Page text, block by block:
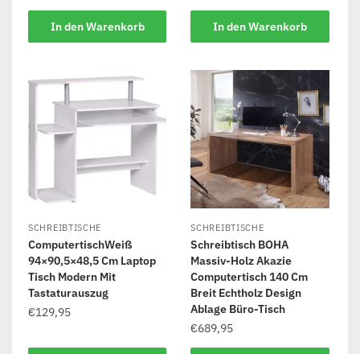
In den Warenkorb In den Warenkorb
SCHREIBTISCHE
ComputertischWeiß
94×90,5×48,5 Cm Laptop
Tisch Modern Mit
Tastaturauszug
€129,95
SCHREIBTISCHE
Schreibtisch BOHA
Massiv-Holz Akazie
Computertisch 140 Cm
Breit Echtholz Design
Ablage Büro-Tisch
€689,95